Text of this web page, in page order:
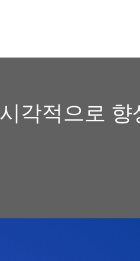
각적으로 향